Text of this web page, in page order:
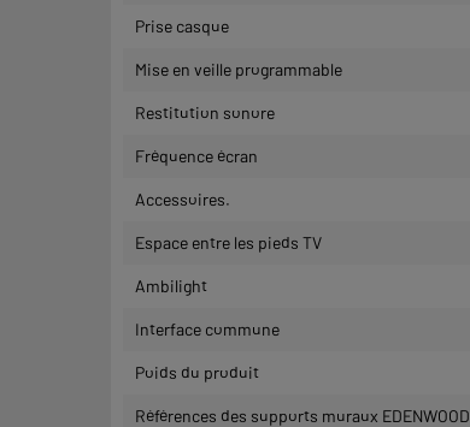
Prise casque
Mise en veille programmable
Restitution sonore
Fréquence écran
Accessoires.
Espace entre les pieds TV
Ambilight
Interface commune
Poids du produit
Références des supports muraux EDENWOOD